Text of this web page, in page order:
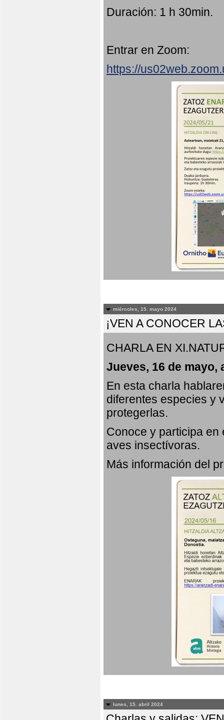
Duración: 1 h 30min.
Entrar en Zoom:
https://
miércoles, 15. mayo 2024
¡VEN A CONOCER
CHARLA EN
Jueves, 16 de mayo,
En esta charla
diferentes especies y
protegerlas.
Conoce y participa
aves insectívoras.
Más información del
lunes, 15. abril 2024